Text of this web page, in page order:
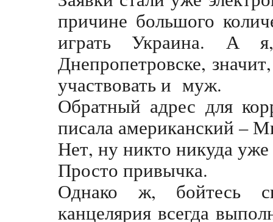
причине большого
играть Украина. А
Днепропетровске,
участвовать и муж.
Обратный адрес для
писала американский –
Нет, ну никто никуда
Просто привычка.
Однако ж, бойтесь
канцелярия всегда